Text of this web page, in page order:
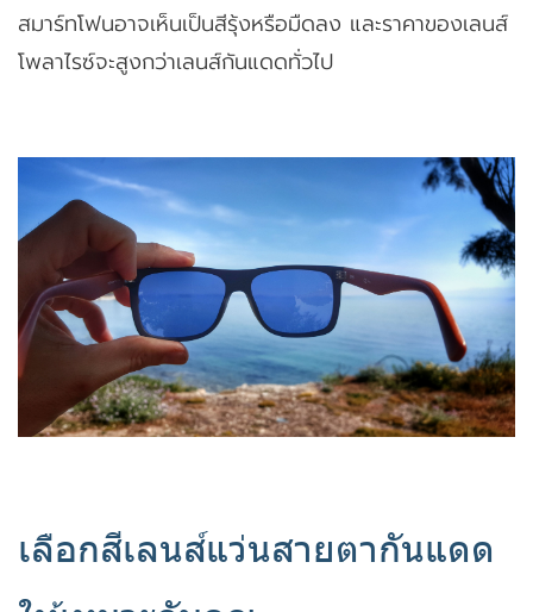
สมาร์ทโฟนอาจเห็นเป็นสีรุ้งหรือมืดลง และราคาของเลนส์
โพลาไรซ์จะสูงกว่าเลนส์กันแดดทั่วไป
เลือกสีเลนส์แว่นสายตากันแดด